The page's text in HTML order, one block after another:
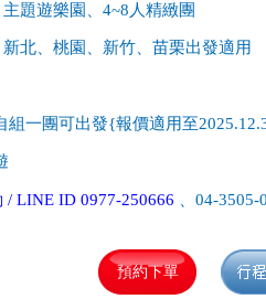
題遊樂園、4~8人精緻團
北、桃園、新竹、苗栗出發適用
組一團可出發{報價適用至
LINE ID 0977-250666 、04-3505-